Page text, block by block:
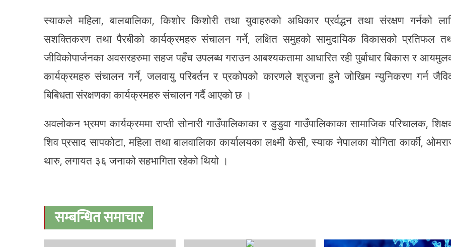
स्याकले महिला, बालबालिका, किशोर किशोरी तथा युवाहरुको अधिकार प्रर्वद्धन तथा संरक्षण गर्नको
सशक्तिकरण तथा पैरबीको कार्यक्रमहरु संचालन गर्ने, लक्षित समुहको सामुदायिक विकासको प्रतिफल
जीविकोपार्जनका अवसरहरुमा सहज पहँच उपलब्ध गराउन आबश्यकतामा आधारित रही पुर्बाधार बिकास र
कार्यक्रमहरु संचालन गर्ने, जलवायु परिबर्तन र प्रकोपको कारणले श्रृजना हुने जोखिम न्युनिकरण गर्न
बिबिधता संरक्षणका कार्यक्रमहरु संचालन गर्दै आएको छ ।
अवलोकन भ्रमण कार्यक्रममा राप्ती सोनारी गाउँपालिकाका र डुडुवा गाउँपालिकाका सामाजिक परिचालक,
शिव प्रसाद सापकोटा, महिला तथा बालवालिका कार्यालयका लक्ष्मी केसी, स्याक नेपालका योगिता कार्की,
थारु, लगायत ३६ जनाको सहभागिता रहेको थियो ।
सम्बन्धित समाचार